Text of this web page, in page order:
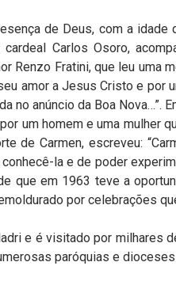
de Deus, com a
Carlos Osoro,
Renzo Fratini, que leu uma
amor a Jesus Cristo e
no anúncio da Boa
um homem e uma mulher
de Carmen, escreveu:
la e de poder
que em 1963 teve a
por celebrações
e é visitado por milhares
paróquias e